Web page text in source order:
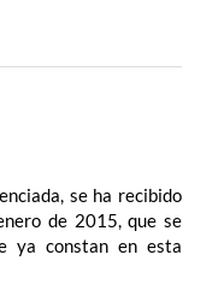
se ha recibido
de 2015, que se
ya constan en esta